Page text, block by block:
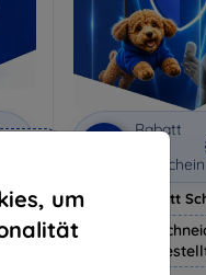
um
Rabatt
Gutschein
3mk Pure Matt